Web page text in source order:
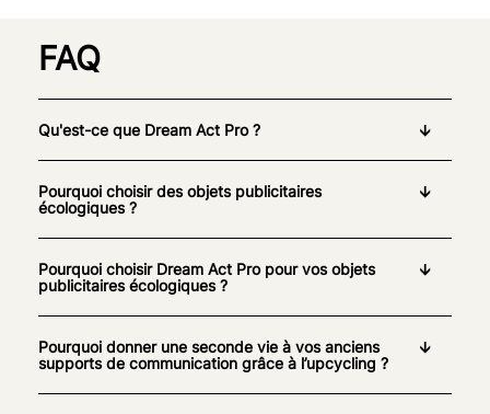
FAQ
Qu'est-ce que Dream Act Pro ?
Pourquoi choisir des objets publicitaires
écologiques ?
Pourquoi choisir Dream Act Pro pour vos objets
publicitaires écologiques ?
Pourquoi donner une seconde vie à vos anciens
supports de communication grâce à l’upcycling ?